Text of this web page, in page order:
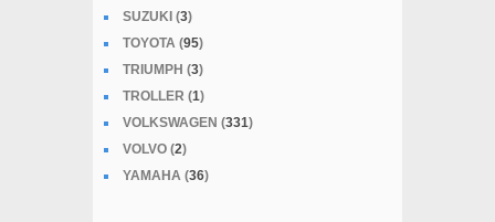
SUZUKI (3)
TOYOTA (95)
TRIUMPH (3)
TROLLER (1)
VOLKSWAGEN (331)
VOLVO (2)
YAMAHA (36)